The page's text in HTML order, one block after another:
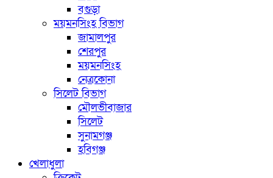
বগুড়া
ময়মনসিংহ বিভাগ
জামালপুর
শেরপুর
ময়মনসিংহ
নেত্রকোনা
সিলেট বিভাগ
মৌলভীবাজার
সিলেট
সুনামগঞ্জ
হবিগঞ্জ
খেলাধুলা